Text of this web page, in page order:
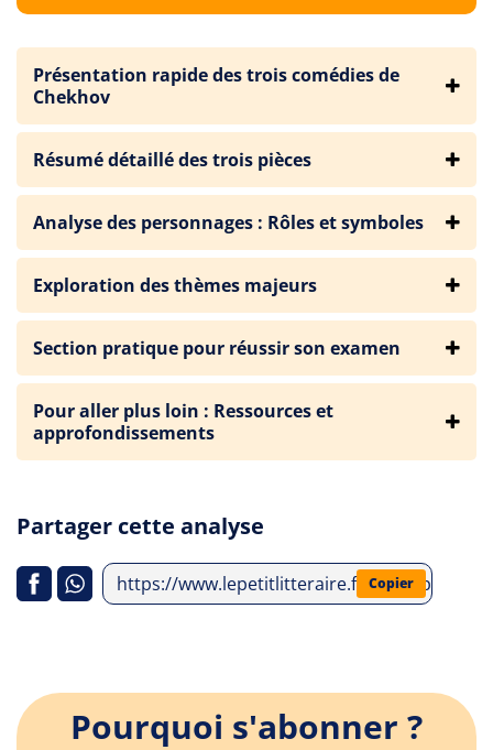
Présentation rapide des trois comédies de
Chekhov
Résumé détaillé des trois pièces
Analyse des personnages : Rôles et symboles
Exploration des thèmes majeurs
Section pratique pour réussir son examen
Pour aller plus loin : Ressources et
approfondissements
Partager cette analyse
https://www.lepetitlitteraire.fr/index.php/
Copier
Pourquoi s'abonner ?